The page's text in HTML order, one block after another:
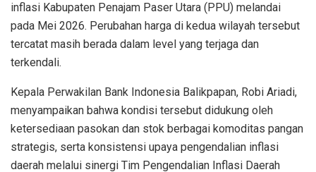
inflasi Kabupaten Penajam Paser Utara (PPU) melandai
pada Mei 2026. Perubahan harga di kedua wilayah tersebut
tercatat masih berada dalam level yang terjaga dan
terkendali.
Kepala Perwakilan Bank Indonesia Balikpapan, Robi Ariadi,
menyampaikan bahwa kondisi tersebut didukung oleh
ketersediaan pasokan dan stok berbagai komoditas pangan
strategis, serta konsistensi upaya pengendalian inflasi
daerah melalui sinergi Tim Pengendalian Inflasi Daerah